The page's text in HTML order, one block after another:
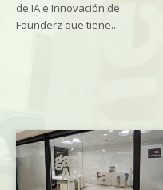
de IA e Innovación de
Founderz que tiene...